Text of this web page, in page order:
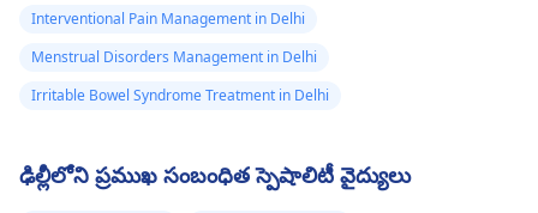
Interventional Pain Management in Delhi
Menstrual Disorders Management in Delhi
Irritable Bowel Syndrome Treatment in Delhi
ఢిల్లీలోని ప్రముఖ సంబంధిత స్పెషాలిటీ వైద్యులు